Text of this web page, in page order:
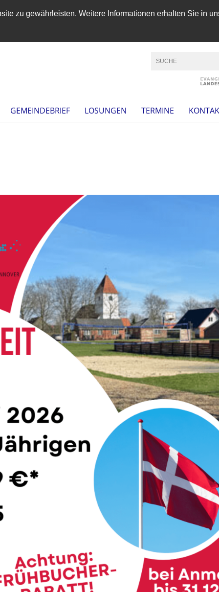
zu gewährleisten. Weitere Informationen erhalten Sie in
GEMEINDEBRIEF LOSUNGEN TERMINE